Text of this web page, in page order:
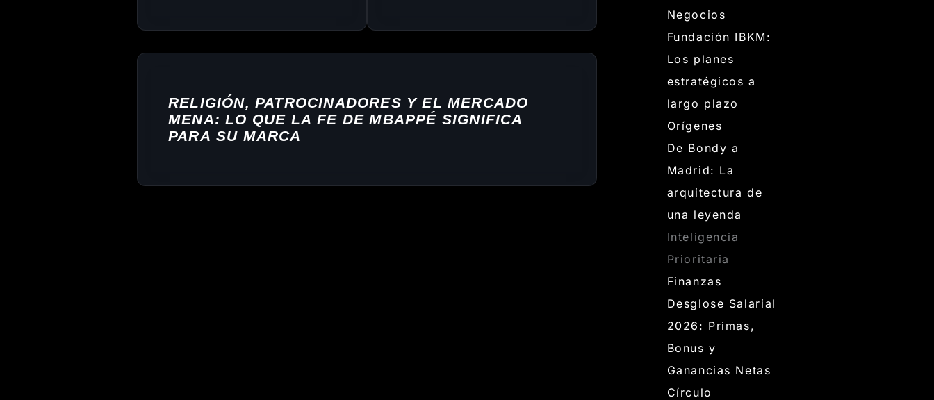
RED DE MBAPPÉ
RAÍCES
RELIGIÓN, PATROCINADORES Y EL MERCADO
MENA: LO QUE LA FE DE MBAPPÉ SIGNIFICA
PARA SU MARCA
Negocios
Fundación IBKM:
Los planes
estratégicos a
largo plazo
Orígenes
De Bondy a
Madrid: La
arquitectura de
una leyenda
Inteligencia
Prioritaria
Finanzas
Desglose Salarial
2026: Primas,
Bonus y
Ganancias Netas
Círculo